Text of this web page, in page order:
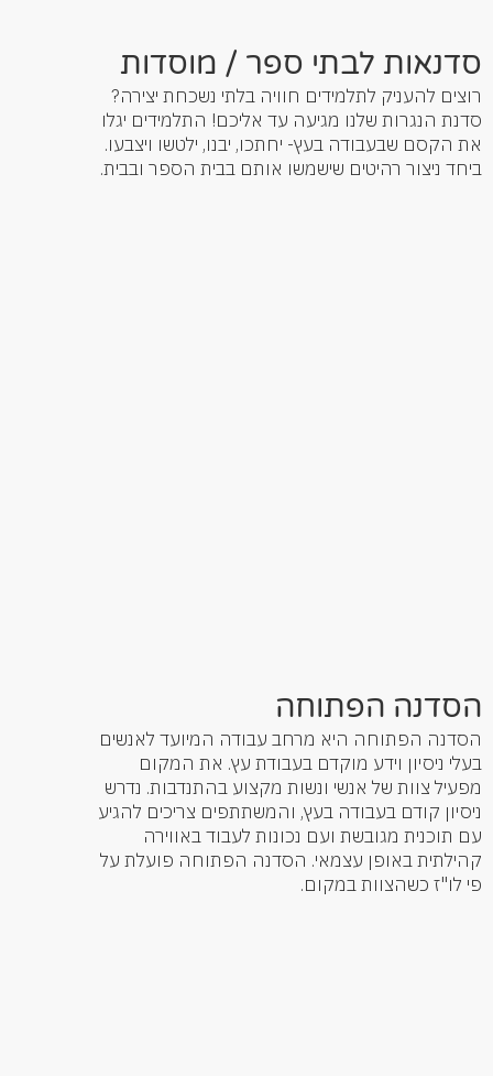
סדנאות לבתי ספר / מוסדות
רוצים להעניק לתלמידים חוויה בלתי נשכחת יצירה?
סדנת הנגרות שלנו מגיעה עד אליכם! התלמידים יגלו
את הקסם שבעבודה בעץ- יחתכו, יבנו, ילטשו ויצבעו.
ביחד ניצור רהיטים שישמשו אותם בבית הספר ובבית.
הסדנה הפתוחה
הסדנה הפתוחה היא מרחב עבודה המיועד לאנשים
בעלי ניסיון וידע מוקדם בעבודת עץ. את המקום
מפעיל צוות של אנשי ונשות מקצוע בהתנדבות. נדרש
ניסיון קודם בעבודה בעץ, והמשתתפים צריכים להגיע
עם תוכנית מגובשת ועם נכונות לעבוד באווירה
קהילתית באופן עצמאי. הסדנה הפתוחה פועלת על
פי לו"ז כשהצוות במקום.